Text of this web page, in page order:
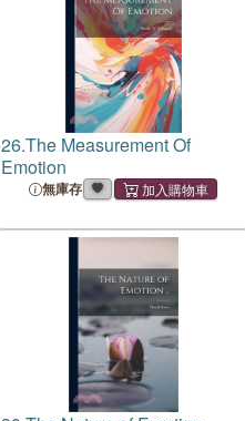
26.The Measurement Of
Emotion
無庫存